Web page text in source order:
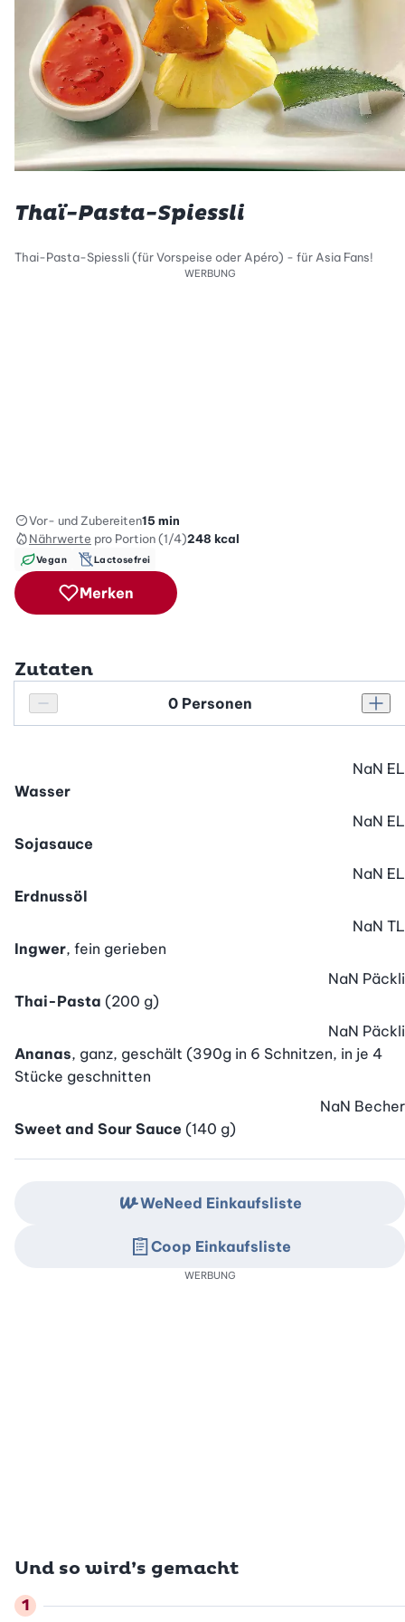
Thaï-Pasta-Spiessli
Thai-Pasta-Spiessli (für Vorspeise oder Apéro) - für Asia Fans!
WERBUNG
Vor- und Zubereiten15 min
Nährwerte pro Portion (1/4)248 kcal
Vegan Lactosefrei
Merken
Zutaten
Personenanzahl verringern
Personenanzahl
Wasser
NaN EL
Sojasauce
NaN EL
Erdnussöl
NaN EL
Ingwer, fein gerieben
NaN TL
Thai-Pasta (200 g)
NaN Päckli
Ananas, ganz, geschält (390g in 6 Schnitzen, in je 4
Stücke geschnitten
NaN Päckli
Sweet and Sour Sauce (140 g)
NaN Becher
Und so wird’s gemacht
WeNeed Einkaufsliste
Coop Einkaufsliste
WERBUNG